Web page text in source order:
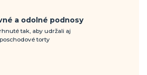
a odolné podnosy
tak, aby udržali aj
torty